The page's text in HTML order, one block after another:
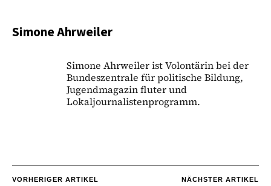
Simone Ahrweiler
Simone Ahrweiler ist Volontärin bei der
Bundeszentrale für politische Bildung,
Jugendmagazin fluter und
Lokaljournalistenprogramm.
VORHERIGER ARTIKEL NÄCHSTER ARTIKEL